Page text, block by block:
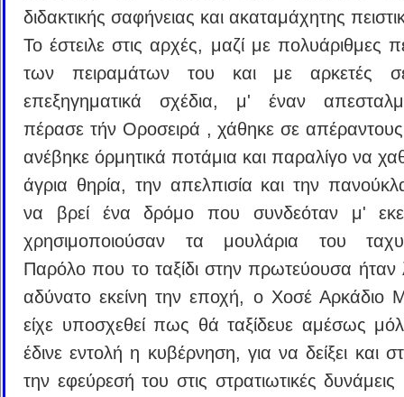
διδακτικής σαφήνειας και ακαταμάχητης
Το έστειλε στις αρχές, μαζί με πολυάριθμες
των πειραμάτων του και με αρκετές
επεξηγηματικά σχέδια, μ' έναν
πέρασε τήν Οροσειρά , χάθηκε σε
ανέβηκε όρμητικά ποτάμια και παραλίγο να
άγρια θηρία, την απελπισία και την
να βρεί ένα δρόμο που συνδεόταν μ'
χρησιμοποιούσαν τα μουλάρια του
Παρόλο που το ταξίδι στην πρωτεύουσα ήταν
αδύνατο εκείνη την εποχή, ο Χοσέ Αρκάδιο
είχε υποσχεθεί πως θά ταξίδευε αμέσως
έδινε εντολή η κυβέρνηση, για να δείξει και
την εφεύρεσή του στις στρατιωτικές δυνάμεις